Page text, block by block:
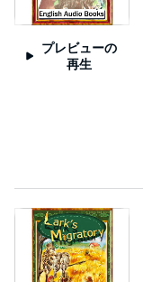
プレビューの
再生